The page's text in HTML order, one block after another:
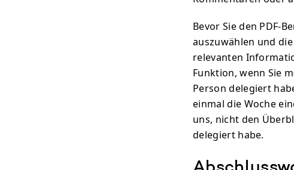
Bevor Sie den PDF-
auszuwählen und
relevanten
Funktion, wenn Sie
Person delegiert
einmal die Woche
uns, nicht den
delegiert habe.